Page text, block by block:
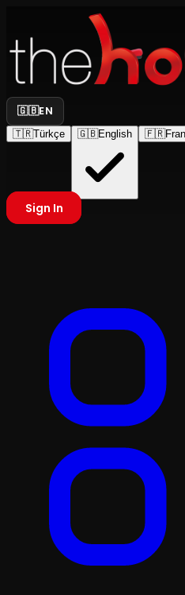
🇬🇧EN
🇹🇷Türkçe 🇬🇧English 🇫🇷
Sign In